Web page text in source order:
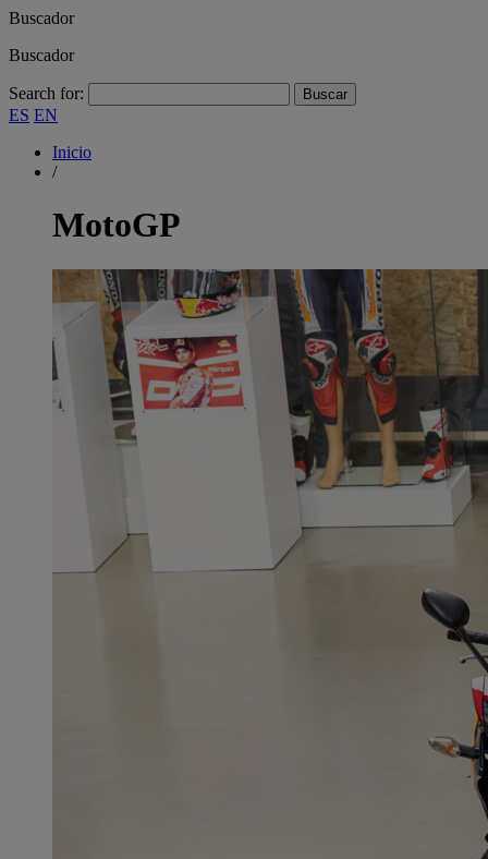
Buscador
Buscador
Search for:
ES EN
Inicio
/
MotoGP